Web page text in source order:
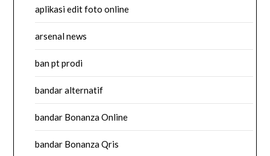
aplikasi edit foto online
arsenal news
ban pt prodi
bandar alternatif
bandar Bonanza Online
bandar Bonanza Qris